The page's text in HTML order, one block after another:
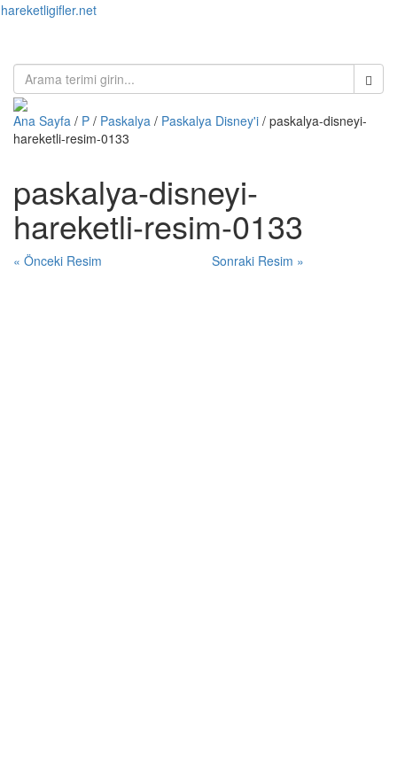
hareketligifler.net
Ana Sayfa / P / Paskalya / Paskalya Disney'i / paskalya-disneyi-
hareketli-resim-0133
paskalya-disneyi-
hareketli-resim-0133
« Önceki Resim Sonraki Resim »